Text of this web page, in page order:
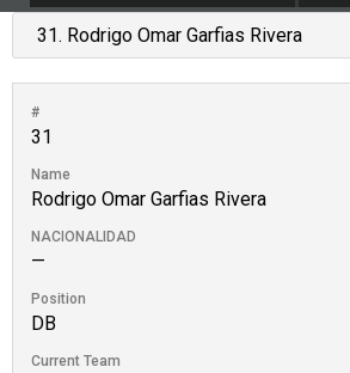
#
31
Name
Rodrigo Omar Garfias Rivera
NACIONALIDAD
—
Position
DB
Current Team